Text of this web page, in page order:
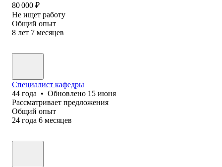
80 000 ₽
Не ищет работу
Общий опыт
8 лет 7 месяцев
Специалист кафедры
44 года • Обновлено 15 июня
Рассматривает предложения
Общий опыт
24 года 6 месяцев